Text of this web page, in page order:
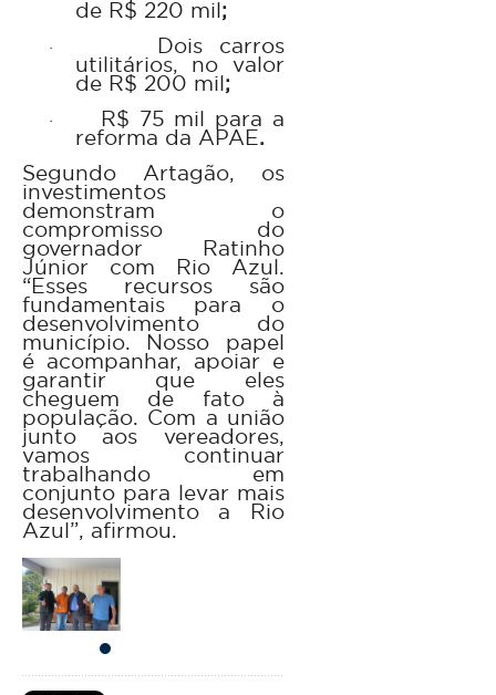
de R$ 220 mil;
· Dois carros
utilitários, no valor
de R$ 200 mil;
· R$ 75 mil para a
reforma da APAE.
Segundo Artagão, os
investimentos
demonstram o
compromisso do
governador Ratinho
Júnior com Rio Azul.
“Esses recursos são
fundamentais para o
desenvolvimento do
município. Nosso papel
é acompanhar, apoiar e
garantir que eles
cheguem de fato à
população. Com a união
junto aos vereadores,
vamos continuar
trabalhando em
conjunto para levar mais
desenvolvimento a Rio
Azul”, afirmou.